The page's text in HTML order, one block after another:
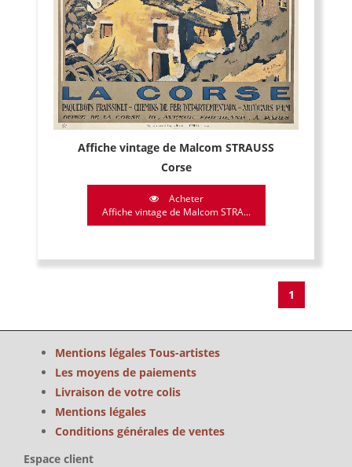
Affiche vintage de Malcom STRAUSS
Corse
Acheter
Affiche vintage de Malcom STRA...
1
Mentions légales Tous-artistes
Les moyens de paiements
Livraison de votre colis
Mentions légales
Conditions générales de ventes
Espace client